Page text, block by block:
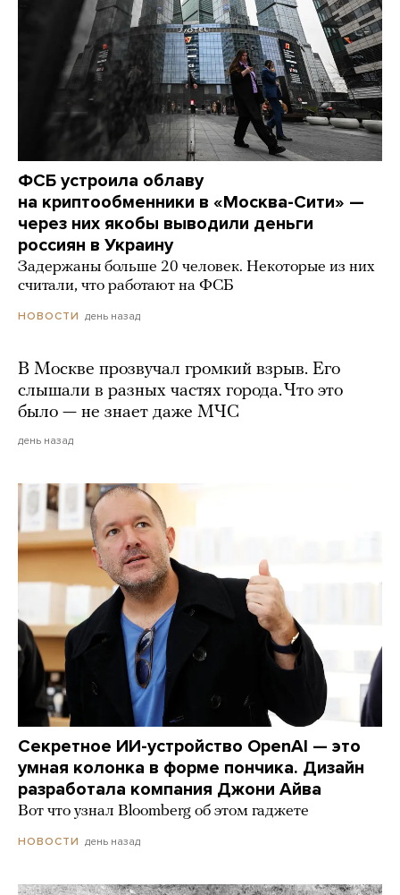
ФСБ устроила облаву
на криптообменники в «Москва-Сити» —
через них якобы выводили деньги
россиян в Украину
Задержаны больше 20 человек. Некоторые из них
считали, что работают на ФСБ
НОВОСТИ день назад
В Москве прозвучал громкий взрыв. Его
слышали в разных частях города. Что это
было — не знает даже МЧС
день назад
Секретное ИИ-устройство OpenAI — это
умная колонка в форме пончика. Дизайн
разработала компания Джони Айва
Вот что узнал Bloomberg об этом гаджете
НОВОСТИ день назад